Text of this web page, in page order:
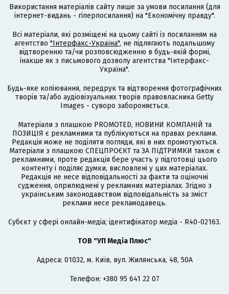
Використання матеріалів сайту лише за умови посилання (для
інтернет-видань - гіперпосилання) на "Економічну правду".
Всі матеріали, які розміщені на цьому сайті із посиланням на
агентство "Інтерфакс-Україна", не підлягають подальшому
відтворенню та/чи розповсюдженню в будь-якій формі,
інакше як з письмового дозволу агентства "Інтерфакс-
Україна".
Будь-яке копіювання, передрук та відтворення фотографічних
творів та/або аудіовізуальних творів правовласника Getty
Images - суворо забороняється.
Матеріали з плашкою PROMOTED, НОВИНИ КОМПАНІЙ та
ПОЗИЦІЯ є рекламними та публікуються на правах реклами.
Редакція може не поділяти погляди, які в них промотуються.
Матеріали з плашкою СПЕЦПРОЄКТ та ЗА ПІДТРИМКИ також є
рекламними, проте редакція бере участь у підготовці цього
контенту і поділяє думки, висловлені у цих матеріалах.
Редакція не несе відповідальності за факти та оціночні
судження, оприлюднені у рекламних матеріалах. Згідно з
українським законодавством відповідальність за зміст
реклами несе рекламодавець.
Cубєкт у сфері онлайн-медіа; ідентифікатор медіа - R40-02163.
ТОВ "УП Медіа Плюс"
Адреса: 01032, м. Київ, вул. Жилянська, 48, 50А
Телефон: +380 95 641 22 07